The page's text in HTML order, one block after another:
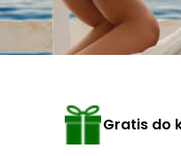
Gratis do